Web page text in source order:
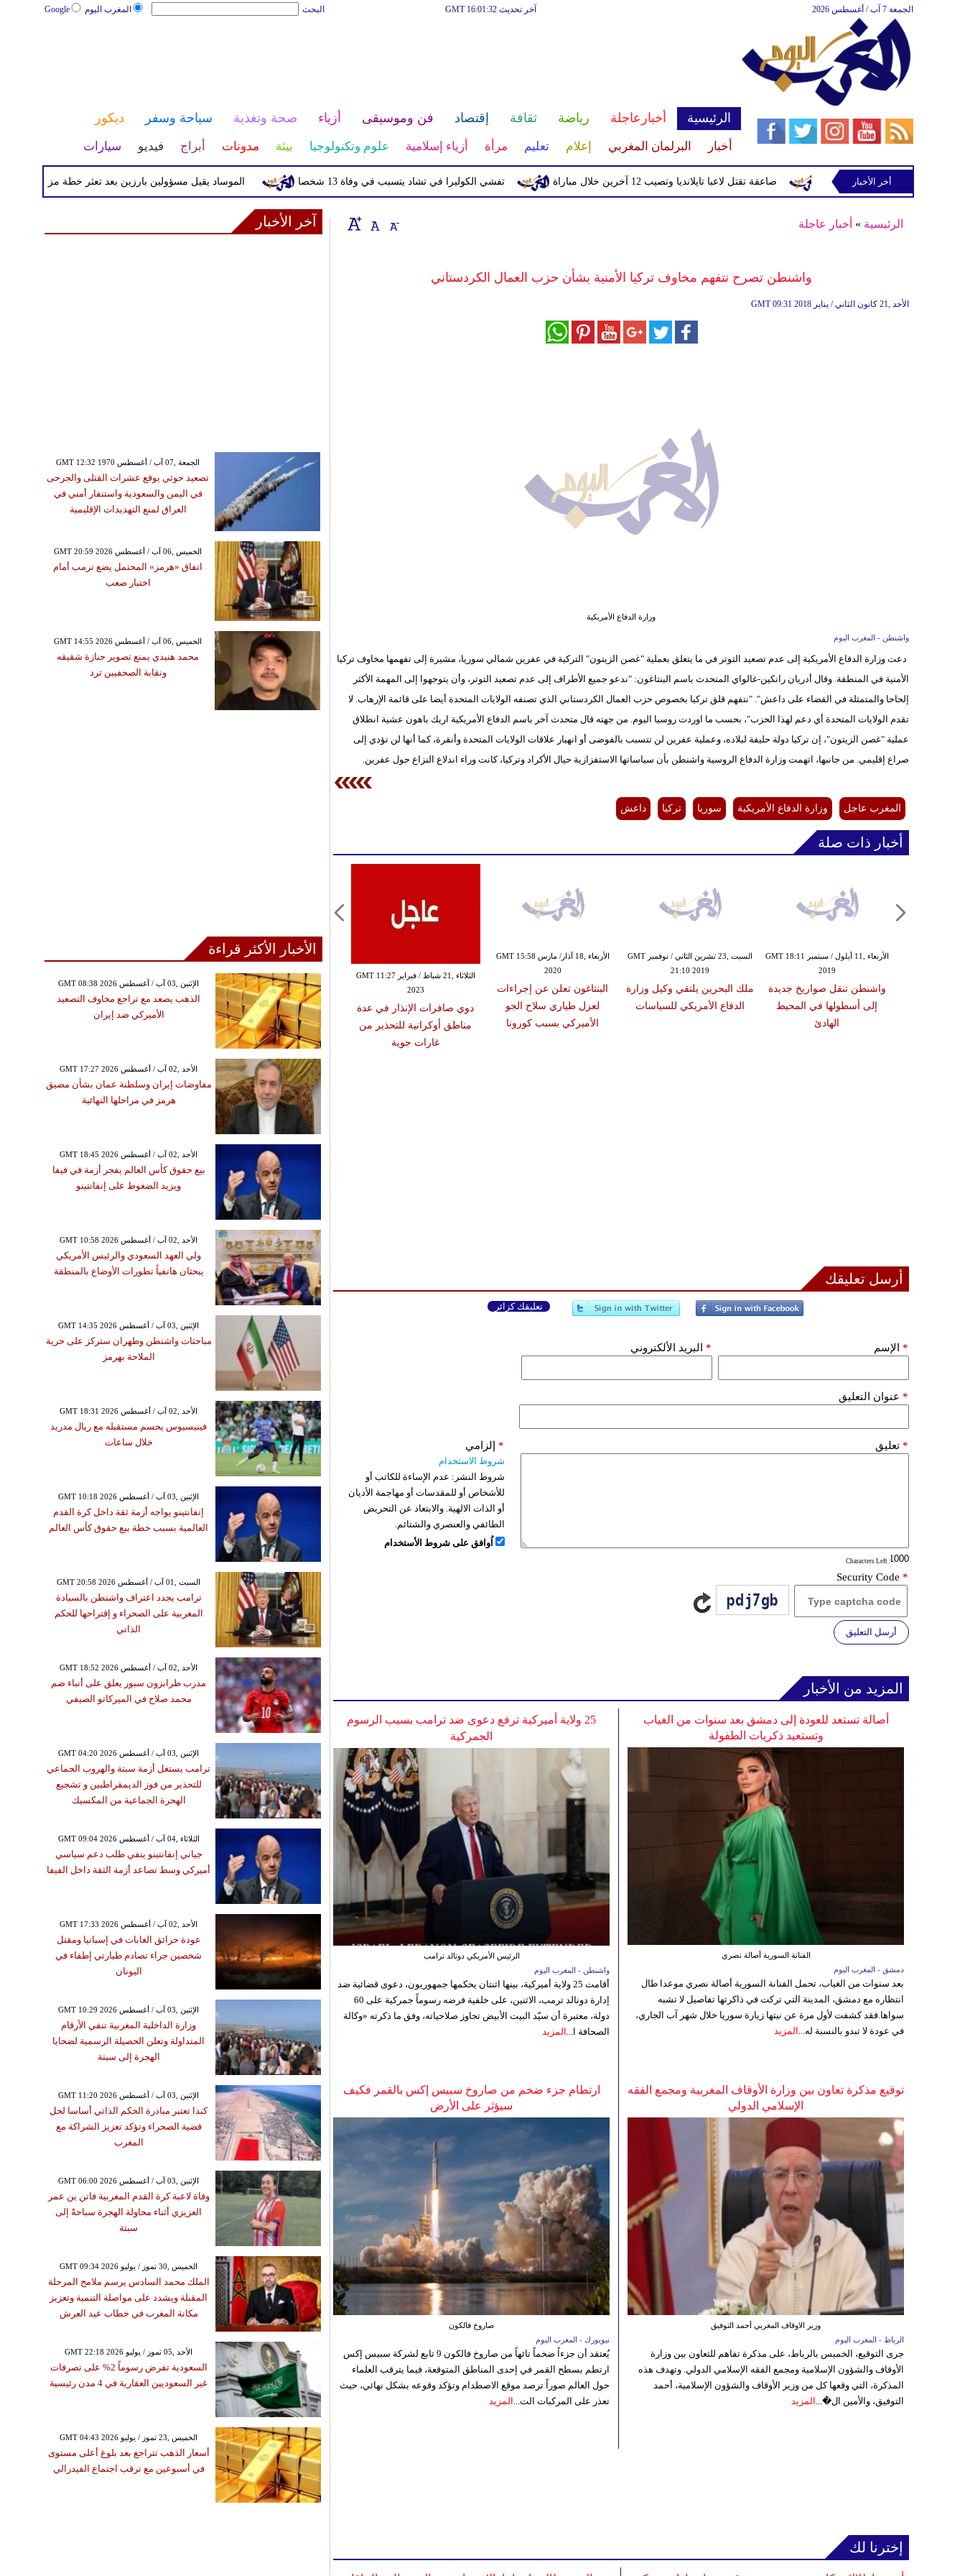
المغرب اليوم Google البحث آخر تحديث GMT 16:01:32 الجمعة 7 آب / أغسطس 2026
الرئيسية أخبارعاجلة رياضة ثقافة إقتصاد فن وموسيقى أزياء صحة وتغذية سياحة وسفر ديكور
أخبار البرلمان المغربي إعلام تعليم مرأة أزياء إسلامية علوم وتكنولوجيا بيئة مدونات أبراج فيديو سيارات
الموساد يقيل مسؤولين بارزين بعد تعثر خطة مزعومة لتغيير تفشي الكوليرا في تشاد يتسبب في وفاة 13 شخصا صاعقة تقتل لاعبا تايلانديا وتصيب 12 آخرين خلال مباراة أخر الأخبار
الرئيسية » أخبار عاجلة
واشنطن تصرح نتفهم مخاوف تركيا الأمنية بشأن حزب العمال الكردستاني
GMT 09:31 2018 الأحد ,21 كانون الثاني / يناير
وزارة الدفاع الأمريكية
واشنطن - المغرب اليوم
دعت وزارة الدفاع الأمريكية إلى عدم تصعيد التوتر في ما يتعلق بعملية "غصن الزيتون" التركية في عفرين شمالي سوريا، مشيرة إلى تفهمها مخاوف تركيا
الأمنية في المنطقة. وقال أدريان رانكين-غالواي المتحدث باسم البنتاغون: "ندعو جميع الأطراف إلى عدم تصعيد التوتر، وأن يتوجهوا إلى المهمة الأكثر
إلحاحا والمتمثلة في القضاء على داعش". "نتفهم قلق تركيا بخصوص حزب العمال الكردستاني الذي تصنفه الولايات المتحدة أيضا على قائمة الإرهاب. لا
تقدم الولايات المتحدة أي دعم لهذا الحزب"، بحسب ما اوردت روسيا اليوم. من جهته قال متحدث آخر باسم الدفاع الأمريكية اريك باهون عشية انطلاق
عملية "غصن الزيتون"، إن تركيا دولة حليفة لبلاده، وعملية عفرين لن تتسبب بالفوضى أو انهيار علاقات الولايات المتحدة وأنقرة، كما أنها لن تؤدي إلى
صراع إقليمي. من جانبها، اتهمت وزارة الدفاع الروسية واشنطن بأن سياساتها الاستفزازية حيال الأكراد وتركيا، كانت وراء اندلاع النزاع حول عفرين.
المغرب عاجل وزارة الدفاع الأمريكية سوريا تركيا داعش
أخبار ذات صلة
الجمعة ,24 آذار/ مارس GMT 14:30
2023
أميركا تنفذ ضربات جوية في
سوريا ردا على هجوم بطائرة
مسيرة
الثلاثاء ,21 شباط / فبراير GMT 11:27
2023
دوي صافرات الإنذار في عدة
مناطق أوكرانية للتحذير من
غارات جوية
الأربعاء ,18 آذار/ مارس GMT 15:58
2020
البنتاغون تعلن عن إجراءات
لعزل طياري سلاح الجو
الأميركي بسبب كورونا
السبت ,23 تشرين الثاني / نوفمبر GMT
21:10 2019
ملك البحرين يلتقي وكيل وزارة
الدفاع الأمريكي للسياسات
الأربعاء ,11 أيلول / سبتمبر GMT 18:11
2019
واشنطن تنقل صواريخ جديدة
إلى أسطولها في المحيط
الهادئ
أرسل تعليقك
تعليقك كزائر
الإسم * البريد الألكتروني *
عنوان التعليق *
تعليق *
: Characters Left
إلزامي *
شروط الاستخدام
شروط النشر: عدم الإساءة للكاتب أو
للأشخاص أو للمقدسات أو مهاجمة الأديان
أو الذات الالهية. والابتعاد عن التحريض
الطائفي والعنصري والشتائم.
اُوافق على شروط الأستخدام
Security Code *
أرسل التعليق
المزيد من الأخبار
25 ولاية أميركية ترفع دعوى ضد ترامب بسبب الرسوم
الجمركية
الرئيس الأمريكي دونالد ترامب
واشنطن - المغرب اليوم
أقامت 25 ولاية أميركية، بينها اثنتان يحكمها جمهوريون، دعوى قضائية ضد
إدارة دونالد ترمب، الاثنين، على خلفية فرضه رسوماً جمركية على 60
دولة، معتبرة أن سيّد البيت الأبيض تجاوز صلاحياته، وفق ما ذكرته «وكالة
الصحافة ا... المزيد
أصالة تستعد للعودة إلى دمشق بعد سنوات من الغياب
وتستعيد ذكريات الطفولة
الفنانة السورية أصالة نصري
دمشق - المغرب اليوم
بعد سنوات من الغياب، تحمل الفنانة السورية أصالة نصري موعدا طال
انتظاره مع دمشق، المدينة التي تركت في ذاكرتها تفاصيل لا تشبه
سواها.فقد كشفت لأول مرة عن نيتها زيارة سوريا خلال شهر آب الجاري،
في عودة لا تبدو بالنسبة له... المزيد
ارتطام جزء ضخم من صاروخ سبيس إكس بالقمر فكيف
سيؤثر على الأرض
صاروخ فالكون
نيويورك - المغرب اليوم
يُعتقد أن جزءاً ضخماً تائهاً من صاروخ فالكون 9 تابع لشركة سبيس إكس
ارتطم بسطح القمر في إحدى المناطق المتوقعة، فيما يترقب العلماء
حول العالم صوراً ترصد موقع الاصطدام وتؤكد وقوعه بشكل نهائي، حيث
تعذر على المركبات الت... المزيد
توقيع مذكرة تعاون بين وزارة الأوقاف المغربية ومجمع الفقه
الإسلامي الدولي
وزير الاوقاف المغربي أحمد التوفيق
الرباط - المغرب اليوم
جرى التوقيع، الخميس بالرباط، على مذكرة تفاهم للتعاون بين وزارة
الأوقاف والشؤون الإسلامية ومجمع الفقه الإسلامي الدولي. وتهدف هذه
المذكرة، التي وقعها كل من وزير الأوقاف والشؤون الإسلامية، أحمد
التوفيق، والأمين ال�... المزيد
إخترنا لك
آخر الأخبار
GMT 12:32 1970 الجمعة ,07 آب / أغسطس
تصعيد حوثي يوقع عشرات القتلى والجرحى
في اليمن والسعودية واستنفار أمني في
العراق لمنع التهديدات الإقليمية
GMT 20:59 2026 الخميس ,06 آب / أغسطس
اتفاق «هرمز» المحتمل يضع ترمب أمام
اختبار صعب
GMT 14:55 2026 الخميس ,06 آب / أغسطس
محمد هنيدي يمنع تصوير جنازة شقيقه
ونقابة الصحفيين ترد
الأخبار الأكثر قراءة
GMT 08:38 2026 الإثنين ,03 آب / أغسطس
الذهب يصعد مع تراجع مخاوف التصعيد
الأميركي ضد إيران
GMT 17:27 2026 الأحد ,02 آب / أغسطس
مفاوضات إيران وسلطنة عمان بشأن مضيق
هرمز في مراحلها النهائية
GMT 18:45 2026 الأحد ,02 آب / أغسطس
بيع حقوق كأس العالم يفجر أزمة في فيفا
ويزيد الضغوط على إنفانتينو
GMT 10:58 2026 الأحد ,02 آب / أغسطس
ولي العهد السعودي والرئيس الأمريكي
يبحثان هاتفياً تطورات الأوضاع بالمنطقة
GMT 14:35 2026 الإثنين ,03 آب / أغسطس
مباحثات واشنطن وطهران ستركز على حرية
الملاحة بهرمز
GMT 18:31 2026 الأحد ,02 آب / أغسطس
فينيسيوس يحسم مستقبله مع ريال مدريد
خلال ساعات
GMT 10:18 2026 الإثنين ,03 آب / أغسطس
إنفانتينو يواجه أزمة ثقة داخل كرة القدم
العالمية بسبب خطة بيع حقوق كأس العالم
GMT 20:58 2026 السبت ,01 آب / أغسطس
ترامب يجدد اعتراف واشنطن بالسيادة
المغربية على الصحراء و إقتراحها للحكم
الذاتي
GMT 18:52 2026 الأحد ,02 آب / أغسطس
مدرب طرابزون سبور يعلق على أنباء ضم
محمد صلاح في الميركاتو الصيفي
GMT 04:20 2026 الإثنين ,03 آب / أغسطس
ترامب يستغل أزمة سبتة والهروب الجماعي
للتحذير من فوز الديمقراطيين و تشجيع
الهحرة الجماعية من المكسيك
GMT 09:04 2026 الثلاثاء ,04 آب / أغسطس
جياني إنفانتينو ينفي طلب دعم سياسي
أميركي وسط تصاعد أزمة الثقة داخل الفيفا
GMT 17:33 2026 الأحد ,02 آب / أغسطس
عودة حرائق الغابات في إسبانيا ومقتل
شخصين جراء تصادم طيارتي إطفاء في
اليونان
GMT 10:29 2026 الإثنين ,03 آب / أغسطس
وزارة الداخلية المغربية تنفي الأرقام
المتداولة وتعلن الحصيلة الرسمية لضحايا
الهجرة إلى سبتة
GMT 11:20 2026 الإثنين ,03 آب / أغسطس
كندا تعتبر مبادرة الحكم الذاتي أساسا لحل
قضية الصحراء وتؤكد تعزيز الشراكة مع
المغرب
GMT 06:00 2026 الإثنين ,03 آب / أغسطس
وفاة لاعبة كرة القدم المغربية فاتن بن عمر
العزيزي أثناء محاولة الهجرة سباحةً إلى
سبتة
GMT 09:34 2026 الخميس ,30 تموز / يوليو
الملك محمد السادس يرسم ملامح المرحلة
المقبلة ويشدد على مواصلة التنمية وتعزيز
مكانة المغرب في خطاب عيد العرش
GMT 22:18 2026 الأحد ,05 تموز / يوليو
السعودية تفرض رسوماً 2% على تصرفات
غير السعوديين العقارية في 4 مدن رئيسية
GMT 04:43 2026 الخميس ,23 تموز / يوليو
أسعار الذهب تتراجع بعد بلوغ أعلى مستوى
في أسبوعين مع ترقب اجتماع الفيدرالي